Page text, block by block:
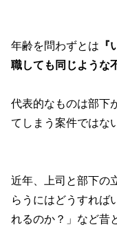
年齢を問わずとは
職しても同じような
代表的なものは部下
てしまう案件ではな
近年、上司と部下の
らうにはどうすれば
れるのか？」など昔